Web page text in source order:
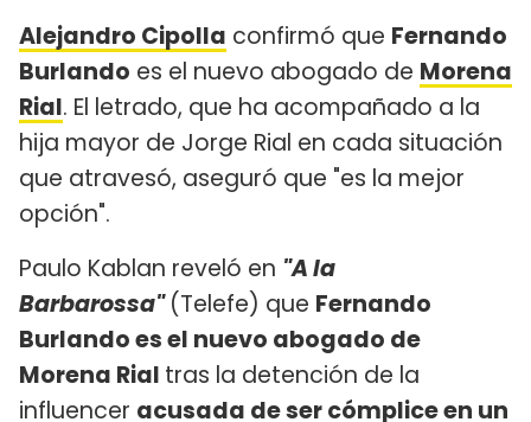
Alejandro Cipolla confirmó que Fernando
Burlando es el nuevo abogado de Morena
Rial. El letrado, que ha acompañado a la
hija mayor de Jorge Rial en cada situación
que atravesó, aseguró que "es la mejor
opción".
Paulo Kablan reveló en "A la
Barbarossa"(Telefe) que Fernando
Burlando es el nuevo abogado de
Morena Rial tras la detención de la
influencer acusada de ser cómplice en un